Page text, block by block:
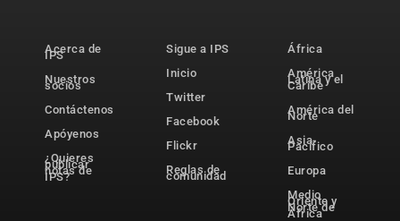
Acerca de
IPS
Nuestros
socios
Contáctenos
Apóyenos
¿Quieres
publicar
notas de
IPS?
Sigue a IPS
Inicio
Twitter
Facebook
Flickr
Reglas de
comunidad
África
América
Latina y el
Caribe
América del
Norte
Asia-
Pacífico
Europa
Medio
Oriente y
Norte de
África